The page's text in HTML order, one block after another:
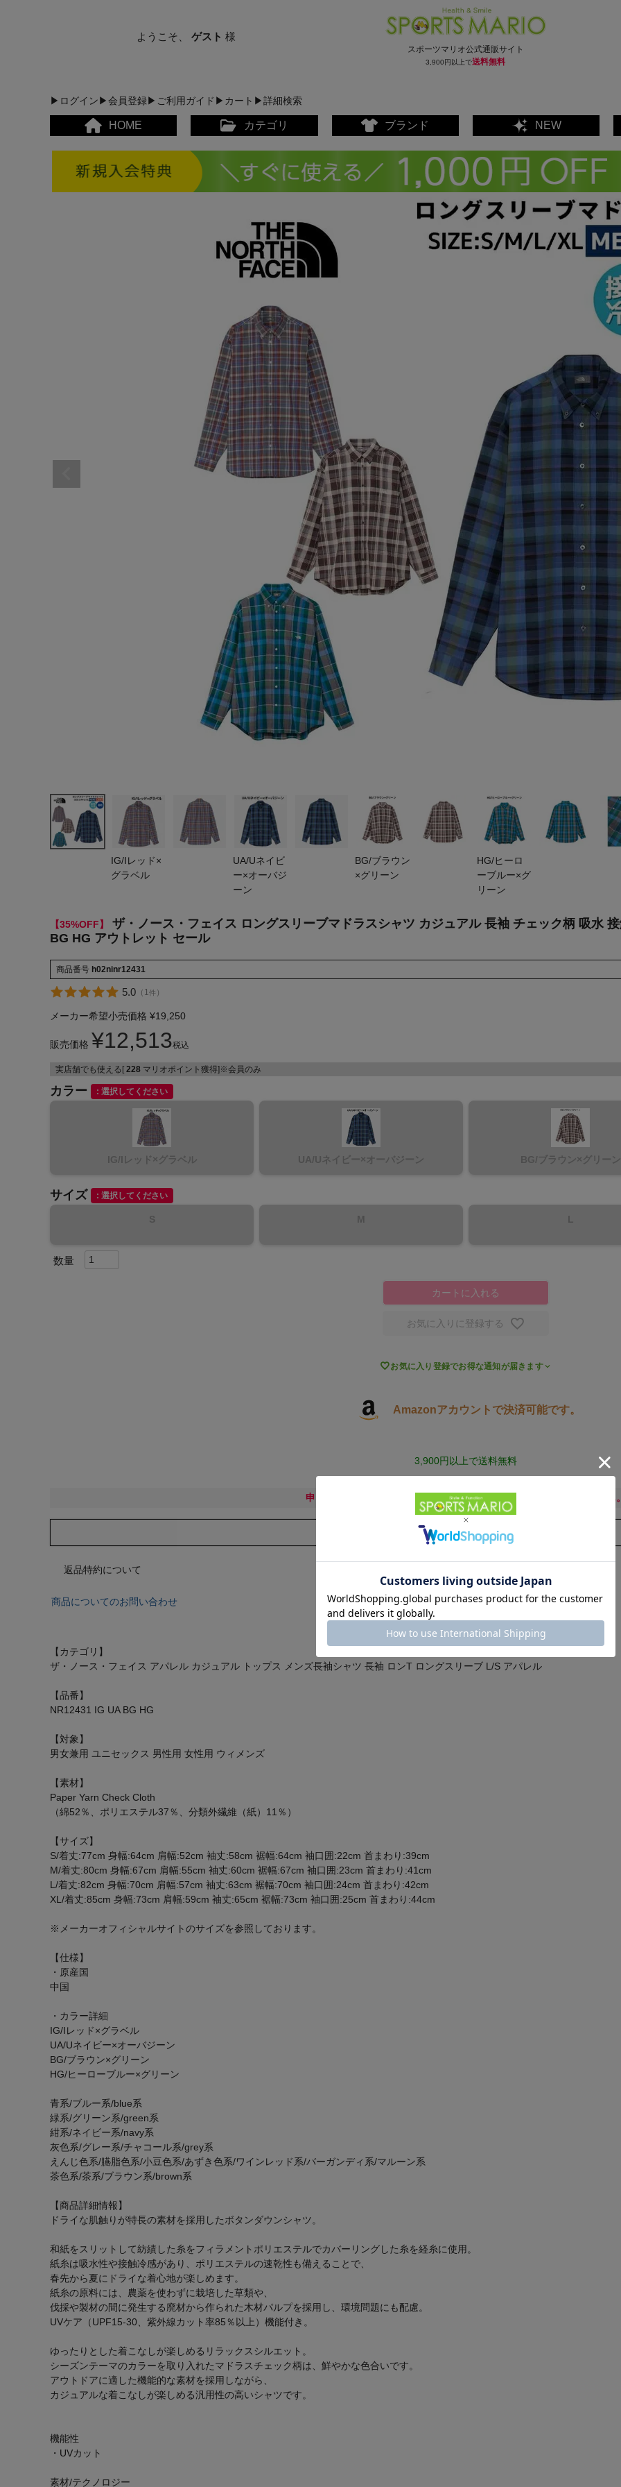
スポーツマリオ公式通販サイト
3,900円以上で送料無料
ようこそ、 ゲスト様
▶ログイン▶会員登録▶ご利用ガイド ▶カート ▶詳細検索
HOME カテゴリ
メンズカジュアルウェア
メンズスポーツウェア
レディーススポーツウェア
スポーツシューズ
メンズシューズ･スニーカー
レディースシューズ･スニーカー
サンダル･シューズその他
アウトドア 登山
キャップ･ハット･ニット
全てのカテゴリを見る
キャンプ・フェス
旅行
通学
プレゼント
子育て
全てのシーンを見る
ブランド NEW
IG/Iレッド×
グラベル
UA/Uネイビ
ー×オーバジ
ーン
BG/ブラウン
×グリーン
HG/ヒーロ
ーブルー×グ
リーン
【35%OFF】
ザ・ノース・フェイス ロングスリーブマドラスシャツ カジュアル 長袖 チェック柄 吸水
BG HG アウトレット セール
商品番号 h02ninr12431
5.0 （ 1件 ）
メーカー希望小売価格 ¥19,250
販売価格 ¥12,513税込
実店舗でも使える[ 228 マリオポイント獲得]※会員のみ
カラー 選択してください
IG/Iレッド×グラベル UA/Uネイビー×オーバジーン BG/ブラウン×グリーン
サイズ 選択してください
S M L
カートに入れる
お気に入りに登録する
お気に入り登録でお得な通知が届きます
Amazonアカウントで決済可能です。
3,900円以上で送料無料
申し訳ございません。ただいま公式通販サイトには在庫がございません
取扱店舗一覧
返品特約について
商品についてのお問い合わせ
【カテゴリ】
ザ・ノース・フェイス アパレル カジュアル トップス メンズ長袖シャツ 長袖 ロンT ロングスリーブ L/S アパレル
【品番】
NR12431 IG UA BG HG
【対象】
男女兼用 ユニセックス 男性用 女性用 ウィメンズ
【素材】
Paper Yarn Check Cloth
（綿52％、ポリエステル37％、分類外繊維（紙）11％）
【サイズ】
S/着丈:77cm 身幅:64cm 肩幅:52cm 袖丈:58cm 裾幅:64cm 袖口囲:22cm 首まわり:39cm
M/着丈:80cm 身幅:67cm 肩幅:55cm 袖丈:60cm 裾幅:67cm 袖口囲:23cm 首まわり:41cm
L/着丈:82cm 身幅:70cm 肩幅:57cm 袖丈:63cm 裾幅:70cm 袖口囲:24cm 首まわり:42cm
XL/着丈:85cm 身幅:73cm 肩幅:59cm 袖丈:65cm 裾幅:73cm 袖口囲:25cm 首まわり:44cm
※メーカーオフィシャルサイトのサイズを参照しております。
【仕様】
・原産国
中国
・カラー詳細
IG/Iレッド×グラベル
UA/Uネイビー×オーバジーン
BG/ブラウン×グリーン
HG/ヒーローブルー×グリーン
青系/ブルー系/blue系
緑系/グリーン系/green系
紺系/ネイビー系/navy系
灰色系/グレー系/チャコール系/grey系
えんじ色系/臙脂色系/小豆色系/あずき色系/ワインレッド系/バーガンディ系/マルーン系
茶色系/茶系/ブラウン系/brown系
【商品詳細情報】
ドライな肌触りが特長の素材を採用したボタンダウンシャツ。
和紙をスリットして紡績した糸をフィラメントポリエステルでカバーリングした糸を経糸に使用。
紙糸は吸水性や接触冷感があり、ポリエステルの速乾性も備えることで、
春先から夏にドライな着心地が楽しめます。
紙糸の原料には、農薬を使わずに栽培した草類や、
伐採や製材の間に発生する廃材から作られた木材パルプを採用し、環境問題にも配慮。
UVケア（UPF15-30、紫外線カット率85％以上）機能付き。
ゆったりとした着こなしが楽しめるリラックスシルエット。
シーズンテーマのカラーを取り入れたマドラスチェック柄は、鮮やかな色合いです。
アウトドアに適した機能的な素材を採用しながら、
カジュアルな着こなしが楽しめる汎用性の高いシャツです。
機能性
・UVカット
素材/テクノロジー